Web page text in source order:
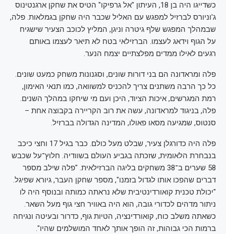
כשדייגו היה בן 18, העיתון "אל גרפיקו" הטיס את שחקן ארגנטינוס
ג'וניורס לברזיל למפגש עם האליל שכבר היה שחקן בגמלאות. פלה,
שבמהלך המפגש שלף גיטרה וניגן, המליץ לכוכב הצעיר שישגיח
על הגוף וידאג לעצמו. הברזילאי בטח לא תיאר לעצמו באותם
רגעים לאילו ממדים מפלצתיים יצמח הנער.
פלה ומראדונה הם בני דורות שונים, וסגנונות משחק כמעט שונים.
כל כך הרבה משתנים צריך להכניס למשוואה, כמו תנאי האימון,
רמת המגרשים, איכות הציוד, היכן ועם מי שיחקו במהלך השנים.
פלה, בניגוד למראדונה, עשה את רוב הקריירה בקבוצה אחת –
סנטוס, שמגיעה מסאו פאולו, המדינה הגדולה בברזיל.
פלה היה כדורגלן צעיר, שבלט מעל כולם. כבר בגיל 17 וחצי כיכב
בנבחרת הלאומית, שזכתה בגביע העולם בשוודיה. חלוץ־על שכבש
58 שערים ב־38 משחקים בליגה הברזילאית. "פלה שילב מספר
דברים שהפכו אותו לגדול בזמנו", מספר שחקן העבר, גיורא שפיגל.
"יכולת טכנית קואורדינטיבית שלא נראתה כמותה ובנוסף היה לו
ניתור מדהים לכדורי גובה, הוא היה באוויר חצי גוף מעל השאר.
כשאתה משלב כוח, קואורדינציה, הטיות גוף, כדרור ובעיטה ונגיחה
ברמות הכי גבוהות, זה הופך אותך לאחד המושלמים שהיו".